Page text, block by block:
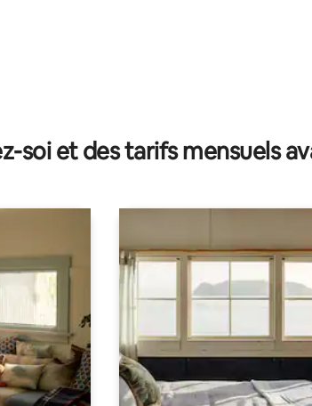
soi et des tarifs mensuels